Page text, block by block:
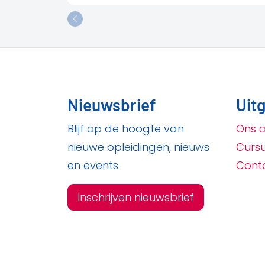
Nieuwsbrief
Blijf op de hoogte van
nieuwe opleidingen, nieuws
en events.
Inschrijven nieuwsbrief
Ons